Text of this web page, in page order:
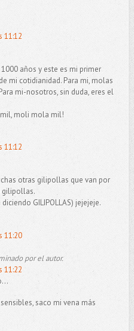
11:12
años y este es mi primer
mi cotidianidad. Para mi, molas
mi-nosotros, sin duda, eres el
moli mola mil!
11:12
otras gilipollas que van por
gilipollas.
GILIPOLLAS) jejejeje.
11:20
por el autor.
11:22
saco mi vena más